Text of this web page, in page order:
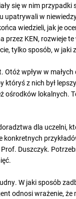
się w nim przypadki
w
wiedzieli, jak je
KEN, rozwieje
tylko sposób, w jaki
wpływ w
z nich był
ośrodków lokalnych.
dla uczelni,
Duszczyk.
W jaki sposób
odnosi wrażenie,